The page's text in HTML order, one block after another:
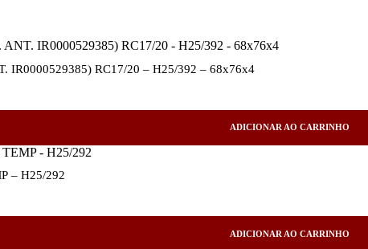
IR0000529385) RC17/20 – H25/392 – 68x76x4
ADICIONAR AO CARRINHO
7917415519_SENSOR DE PRESSAO E TEMP – H25/292
ADICIONAR AO CARRINHO